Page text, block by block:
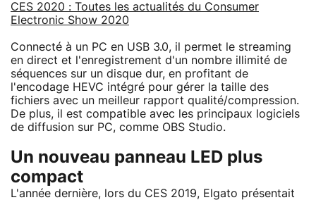
CES 2020 : Toutes les actualités du Consumer
Electronic Show 2020
Connecté à un PC en USB 3.0, il permet le streaming
en direct et l'enregistrement d'un nombre illimité de
séquences sur un disque dur, en profitant de
l'encodage HEVC intégré pour gérer la taille des
fichiers avec un meilleur rapport qualité/compression.
De plus, il est compatible avec les principaux logiciels
de diffusion sur PC, comme OBS Studio.
Un nouveau panneau LED plus
compact
L'année dernière, lors du CES 2019, Elgato présentait